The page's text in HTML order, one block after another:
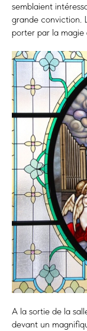
semblaient
grande conviction.
porter par la magie
A la sortie de la
devant un